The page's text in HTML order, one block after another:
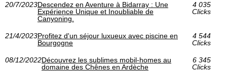
20/7/2023Descendez en Aventure à Bidarray : Une
Expérience Unique et Inoubliable de
Canyoning.
4 035
Clicks
21/4/2023Profitez d'un séjour luxueux avec piscine en
Bourgogne
4 544
Clicks
08/12/2022Découvrez les sublimes mobil-homes au
domaine des Chênes en Ardèche
6 345
Clicks